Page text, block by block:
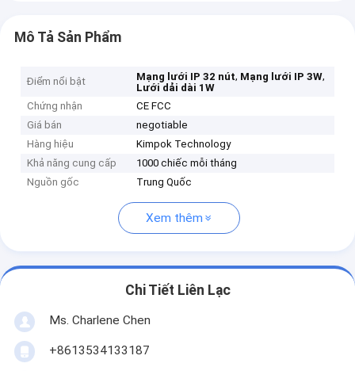
Mô Tả Sản Phẩm
Điểm nổi bật Mạng lưới IP 32 nút, Mạng lưới IP 3W,
Lưới dải dài 1W
Chứng nhận
CE FCC
Giá bán
negotiable
Hàng hiệu
Kimpok Technology
Khả năng cung cấp
1000 chiếc mỗi tháng
Nguồn gốc
Trung Quốc
Xem thêm
Chi Tiết Liên Lạc
Ms. Charlene Chen
+8613534133187